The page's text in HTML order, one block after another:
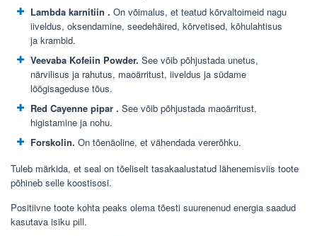
Lambda karnitiin . On võimalus, et teatud kõrvaltoimeid nagu
iiveldus, oksendamine, seedehäired, kõrvetised, kõhulahtisus
ja krambid.
Veevaba Kofeiin Powder. See võib põhjustada unetus,
närvilisus ja rahutus, maoärritust, iiveldus ja südame
löögisageduse tõus.
Red Cayenne pipar . See võib põhjustada maoärritust,
higistamine ja nohu.
Forskolin. On tõenäoline, et vähendada vererõhku.
Tuleb märkida, et seal on tõeliselt tasakaalustatud lähenemisviis toote
põhineb selle koostisosi.
Positiivne toote kohta peaks olema tõesti suurenenud energia saadud
kasutava isiku pill.